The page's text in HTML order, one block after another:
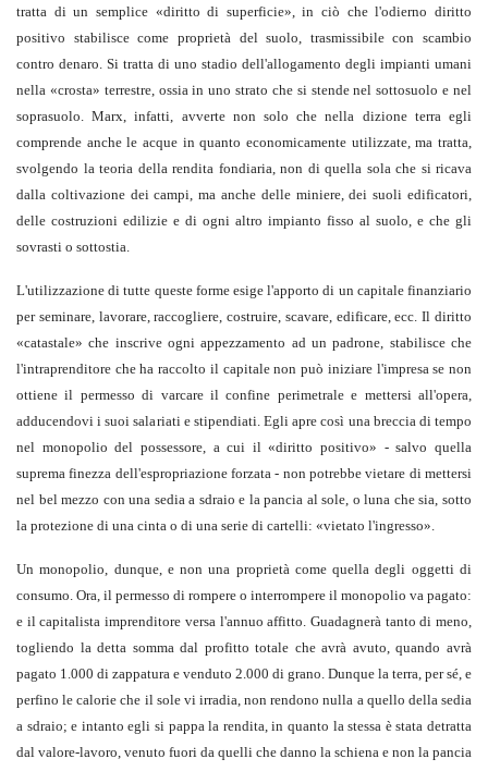
tratta di un semplice «diritto di superficie», in ciò che l'odierno diritto
positivo stabilisce come proprietà del suolo, trasmissibile con scambio
contro denaro. Si tratta di uno stadio dell'allogamento degli impianti umani
nella «crosta» terrestre, ossia in uno strato che si stende nel sottosuolo e nel
soprasuolo. Marx, infatti, avverte non solo che nella dizione terra egli
comprende anche le acque in quanto economicamente utilizzate, ma tratta,
svolgendo la teoria della rendita fondiaria, non di quella sola che si ricava
dalla coltivazione dei campi, ma anche delle miniere, dei suoli edificatori,
delle costruzioni edilizie e di ogni altro impianto fisso al suolo, e che gli
sovrasti o sottostia.
L'utilizzazione di tutte queste forme esige l'apporto di un capitale finanziario
per seminare, lavorare, raccogliere, costruire, scavare, edificare, ecc. Il diritto
«catastale» che inscrive ogni appezzamento ad un padrone, stabilisce che
l'intraprenditore che ha raccolto il capitale non può iniziare l'impresa se non
ottiene il permesso di varcare il confine perimetrale e mettersi all'opera,
adducendovi i suoi salariati e stipendiati. Egli apre così una breccia di tempo
nel monopolio del possessore, a cui il «diritto positivo» - salvo quella
suprema finezza dell'espropriazione forzata - non potrebbe vietare di mettersi
nel bel mezzo con una sedia a sdraio e la pancia al sole, o luna che sia, sotto
la protezione di una cinta o di una serie di cartelli: «vietato l'ingresso».
Un monopolio, dunque, e non una proprietà come quella degli oggetti di
consumo. Ora, il permesso di rompere o interrompere il monopolio va pagato:
e il capitalista imprenditore versa l'annuo affitto. Guadagnerà tanto di meno,
togliendo la detta somma dal profitto totale che avrà avuto, quando avrà
pagato 1.000 di zappatura e venduto 2.000 di grano. Dunque la terra, per sé, e
perfino le calorie che il sole vi irradia, non rendono nulla a quello della sedia
a sdraio; e intanto egli si pappa la rendita, in quanto la stessa è stata detratta
dal valore-lavoro, venuto fuori da quelli che danno la schiena e non la pancia